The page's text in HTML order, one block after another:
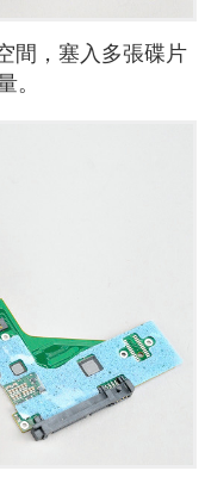
間，塞入多張碟片
。